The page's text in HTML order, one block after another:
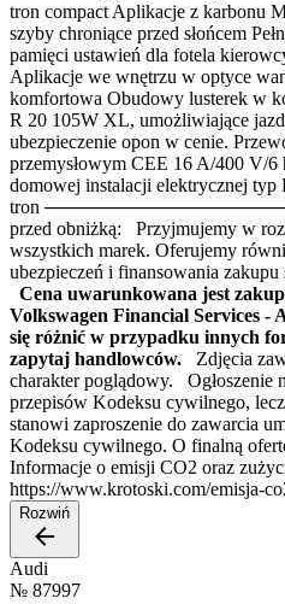
tron compact Aplikacje z karbonu
szyby chroniące przed słońcem
pamięci ustawień dla fotela
Aplikacje we wnętrzu w optyce
komfortowa Obudowy lusterek w
R 20 105W XL, umożliwiające
ubezpieczenie opon w cenie.
przemysłowym CEE 16 A/400 V/6
domowej instalacji elektrycznej typ
tron
przed obniżką: Przyjmujemy w
wszystkich marek. Oferujemy
ubezpieczeń i finansowania
Cena uwarunkowana jest
Volkswagen Financial Services -
się różnić w przypadku innych
zapytaj handlowców. Zdjęcia
charakter poglądowy. Ogłoszenie
przepisów Kodeksu cywilnego,
stanowi zaproszenie do zawarcia
Kodeksu cywilnego. O finalną
Informacje o emisji CO2 oraz
https://www.krotoski.com/emisja-
Rozwiń
Audi
№ 87997